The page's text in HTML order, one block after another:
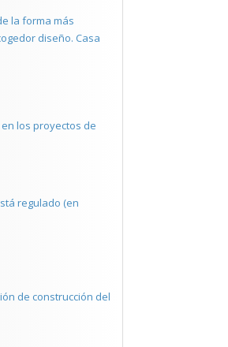
la forma más
diseño. Casa
los proyectos de
regulado (en
de construcción del